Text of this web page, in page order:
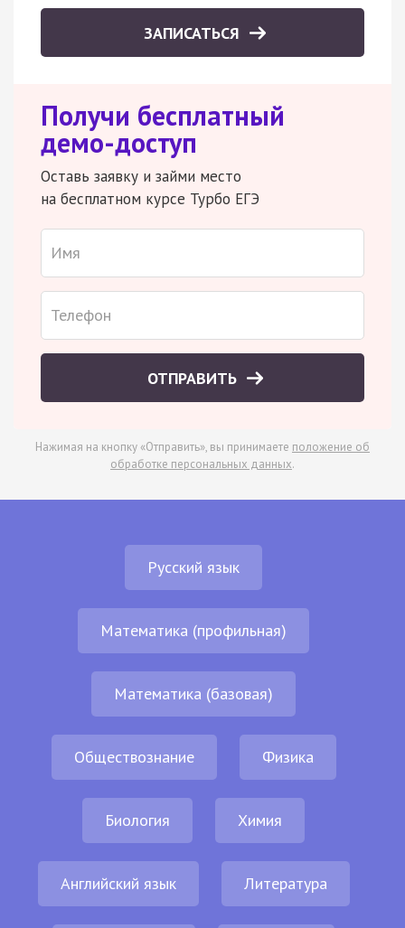
ЗАПИСАТЬСЯ
Получи бесплатный
демо-доступ
Оставь заявку и займи место
на бесплатном курсе Турбо ЕГЭ
ОТПРАВИТЬ
Нажимая на кнопку «Отправить», вы принимаете положение об
обработке персональных данных.
Русский язык
Математика (профильная)
Математика (базовая)
Обществознание Физика
Биология Химия
Английский язык Литература